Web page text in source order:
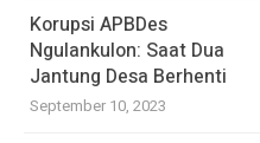
Korupsi APBDes
Ngulankulon: Saat Dua
Jantung Desa Berhenti
September 10, 2023